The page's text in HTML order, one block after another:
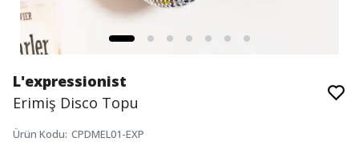
L'expressionist
Erimiş Disco Topu
Ürün Kodu: CPDMEL01-EXP